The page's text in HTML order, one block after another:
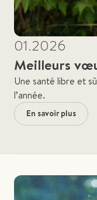
01.2026
Meilleurs
Une santé libre et
l’année.
En savoir plus